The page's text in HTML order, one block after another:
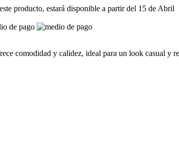
producto, estará disponible a partir del 15 de Abril
comodidad y calidez, ideal para un look casual y